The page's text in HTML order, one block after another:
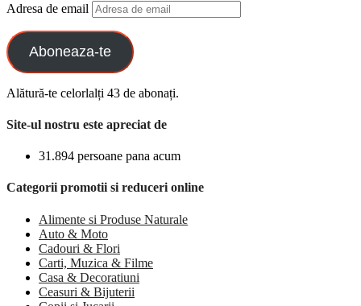
Adresa de email
Aboneaza-te
Alătură-te celorlalți 43 de abonați.
Site-ul nostru este apreciat de
31.894 persoane pana acum
Categorii promotii si reduceri online
Alimente si Produse Naturale
Auto & Moto
Cadouri & Flori
Carti, Muzica & Filme
Casa & Decoratiuni
Ceasuri & Bijuterii